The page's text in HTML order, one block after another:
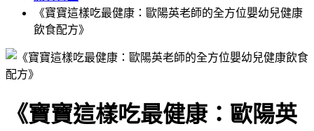
《寶寶這樣吃最健康：歐陽英老師的全方位嬰幼兒健康
飲食配方》
《寶寶這樣吃最健康：歐陽英